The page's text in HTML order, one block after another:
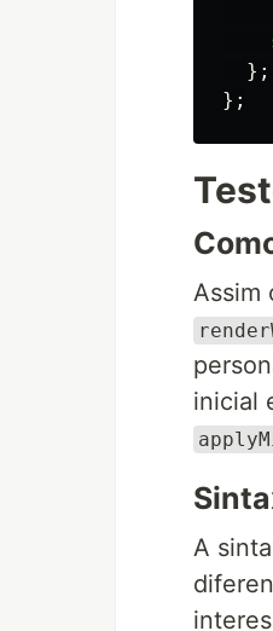
};
};
Assim
inicial
A